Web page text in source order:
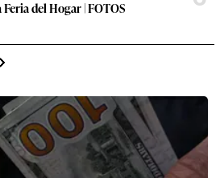
del Hogar | FOTOS